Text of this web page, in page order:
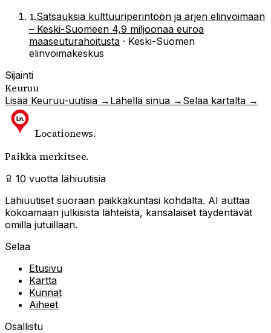
1.Satsauksia kulttuuriperintöön ja arjen elinvoimaan
– Keski-Suomeen 4,9 miljoonaa euroa
maaseuturahoitusta · Keski-Suomen
elinvoimakeskus
Sijainti
Keuruu
Lisää Keuruu-uutisia → Lähellä sinua → Selaa kartalta →
Locationews.
Paikka merkitsee.
10 vuotta lähiuutisia
Lähiuutiset suoraan paikkakuntasi kohdalta. AI auttaa
kokoamaan julkisista lähteistä, kansalaiset täydentävät
omilla jutuillaan.
Selaa
Etusivu
Kartta
Kunnat
Aiheet
Osallistu